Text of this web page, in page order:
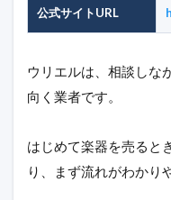
公式サイトURL
ウリエルは、相談しな
向く業者です。
はじめて楽器を売ると
り、まず流れがわかり